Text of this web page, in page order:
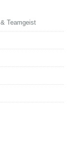
Teamgeist